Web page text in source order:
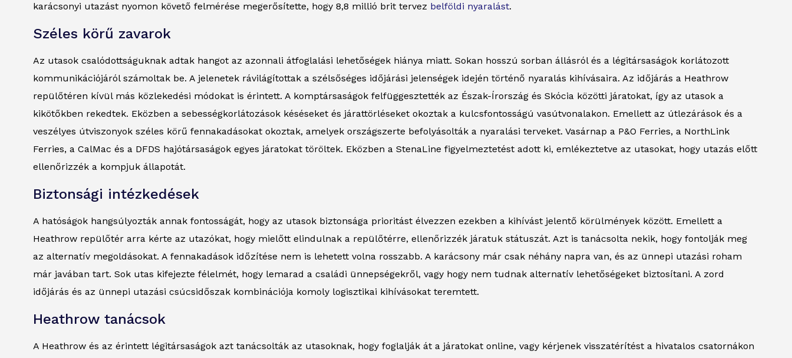
karácsonyi utazást nyomon követő felmérése megerősítette, hogy 8,8 millió brit tervez belföldi nyaralást.
Széles körű zavarok
Az utasok csalódottságuknak adtak hangot az azonnali átfoglalási lehetőségek hiánya miatt. Sokan hosszú sorban állásról és a légitársaságok korlátozott
kommunikációjáról számoltak be. A jelenetek rávilágítottak a szélsőséges időjárási jelenségek idején történő nyaralás kihívásaira. Az időjárás a Heathrow
repülőtéren kívül más közlekedési módokat is érintett. A komptársaságok felfüggesztették az Észak-Írország és Skócia közötti járatokat, így az utasok a
kikötőkben rekedtek. Eközben a sebességkorlátozások késéseket és járattörléseket okoztak a kulcsfontosságú vasútvonalakon. Emellett az útlezárások és a
veszélyes útviszonyok széles körű fennakadásokat okoztak, amelyek országszerte befolyásolták a nyaralási terveket. Vasárnap a P&O Ferries, a NorthLink
Ferries, a CalMac és a DFDS hajótársaságok egyes járatokat töröltek. Eközben a StenaLine figyelmeztetést adott ki, emlékeztetve az utasokat, hogy utazás előtt
ellenőrizzék a kompjuk állapotát.
Biztonsági intézkedések
A hatóságok hangsúlyozták annak fontosságát, hogy az utasok biztonsága prioritást élvezzen ezekben a kihívást jelentő körülmények között. Emellett a
Heathrow repülőtér arra kérte az utazókat, hogy mielőtt elindulnak a repülőtérre, ellenőrizzék járatuk státuszát. Azt is tanácsolta nekik, hogy fontolják meg
az alternatív megoldásokat. A fennakadások időzítése nem is lehetett volna rosszabb. A karácsony már csak néhány napra van, és az ünnepi utazási roham
már javában tart. Sok utas kifejezte félelmét, hogy lemarad a családi ünnepségekről, vagy hogy nem tudnak alternatív lehetőségeket biztosítani. A zord
időjárás és az ünnepi utazási csúcsidőszak kombinációja komoly logisztikai kihívásokat teremtett.
Heathrow tanácsok
A Heathrow és az érintett légitársaságok azt tanácsolták az utasoknak, hogy foglalják át a járatokat online, vagy kérjenek visszatérítést a hivatalos csatornákon